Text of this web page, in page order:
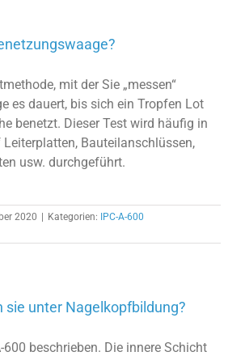
mit der Sie „messen“
es dauert, bis sich ein Tropfen Lot
benetzt. Dieser Test wird häufig in
Bauteilanschlüssen,
usw. durchgeführt.
2020 | Kategorien: IPC-A-600
sie unter Nagelkopfbildung?
600 beschrieben. Die innere Schicht